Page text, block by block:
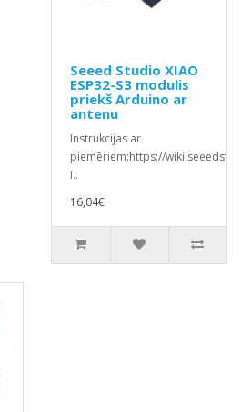
Seeed Studio XIAO
ESP32-S3 modulis
priekš Arduino ar
antenu
Instrukcijas ar
piemēriem:https://
I..
16,04€